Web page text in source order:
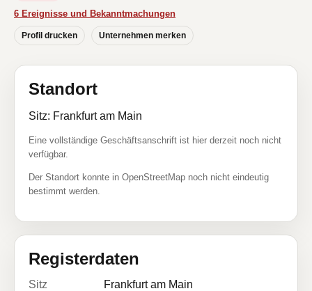
6 Ereignisse und Bekanntmachungen
Profil drucken Unternehmen merken
Standort
Sitz: Frankfurt am Main
Eine vollständige Geschäftsanschrift ist hier derzeit noch nicht
verfügbar.
Der Standort konnte in OpenStreetMap noch nicht eindeutig
bestimmt werden.
Registerdaten
Sitz
Frankfurt am Main